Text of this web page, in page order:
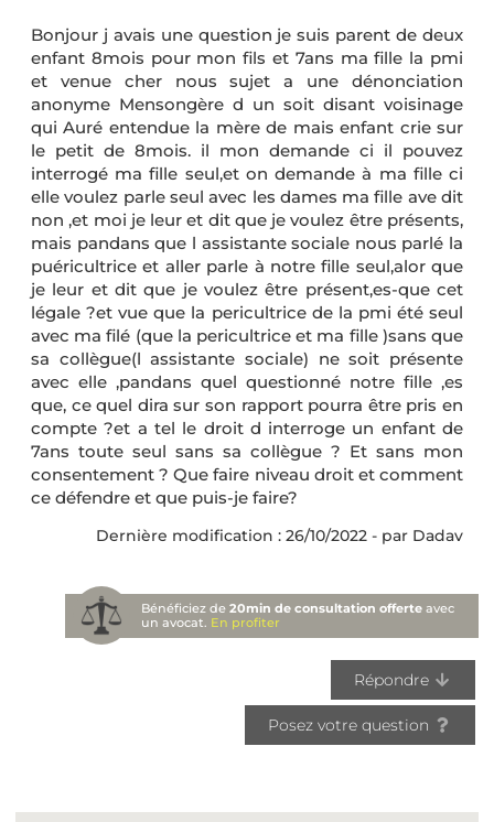
Bonjour j avais une question je suis parent de deux
enfant 8mois pour mon fils et 7ans ma fille la pmi
et venue cher nous sujet a une dénonciation
anonyme Mensongère d un soit disant voisinage
qui Auré entendue la mère de mais enfant crie sur
le petit de 8mois. il mon demande ci il pouvez
interrogé ma fille seul,et on demande à ma fille ci
elle voulez parle seul avec les dames ma fille ave dit
non ,et moi je leur et dit que je voulez être présents,
mais pandans que l assistante sociale nous parlé la
puéricultrice et aller parle à notre fille seul,alor que
je leur et dit que je voulez être présent,es-que cet
légale ?et vue que la pericultrice de la pmi été seul
avec ma filé (que la pericultrice et ma fille )sans que
sa collègue(l assistante sociale) ne soit présente
avec elle ,pandans quel questionné notre fille ,es
que, ce quel dira sur son rapport pourra être pris en
compte ?et a tel le droit d interroge un enfant de
7ans toute seul sans sa collègue ? Et sans mon
consentement ? Que faire niveau droit et comment
ce défendre et que puis-je faire?
Dernière modification : 26/10/2022 - par Dadav
Bénéficiez de20min de consultation offerte avec
un avocat. En profiter
Répondre
Posez votre question